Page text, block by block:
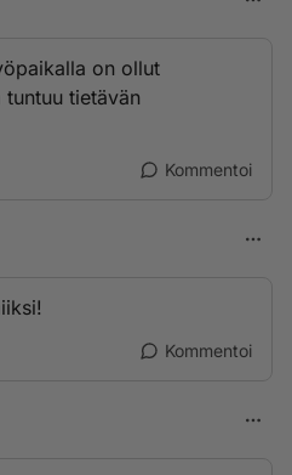
on ollut
tuntuu tietävän
Kommentoi
Kommentoi